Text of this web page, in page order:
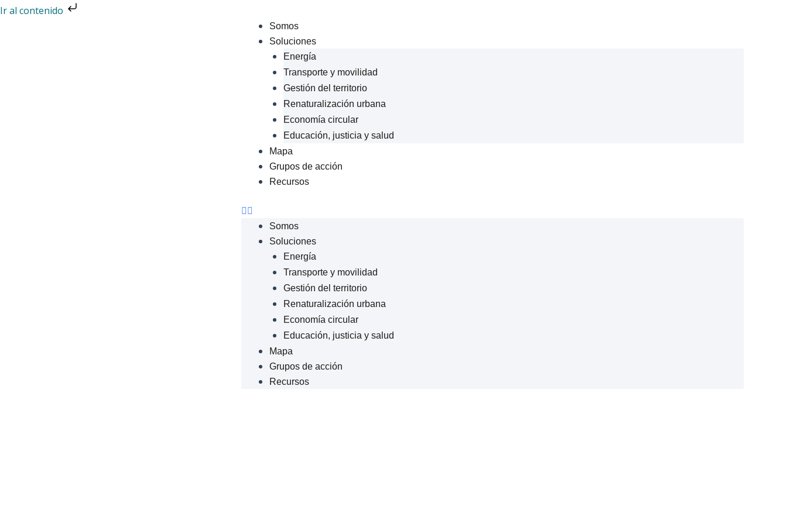
Ir al contenido
Ir
Somos
Soluciones
Energía
Transporte y movilidad
Gestión del territorio
Renaturalización urbana
Economía circular
Educación, justicia y salud
Mapa
Grupos de acción
Recursos
Somos
Soluciones
Energía
Transporte y movilidad
Gestión del territorio
Renaturalización urbana
Economía circular
Educación, justicia y salud
Mapa
Grupos de acción
Recursos